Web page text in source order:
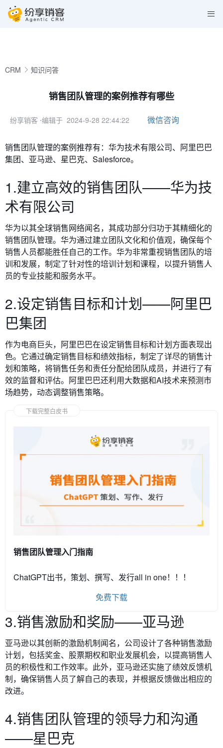
CRM 知识问答
销售团队管理的案例推荐有哪些
纷享销客 ⋅编辑于 2024-9-28 22:44:22 微信咨询
销售团队管理的案例推荐有： 华为技术有限公司、阿里巴巴
集团、亚马逊、星巴克、Salesforce。
1.建立高效的销售团队——华为技
术有限公司
华为以其全球销售网络闻名，其成功部分归功于其精细化的
销售团队管理。华为通过建立团队文化和价值观，确保每个
销售人员都能胜任自己的工作。华为非常重视销售团队的培
训和发展，制定了针对性的培训计划和课程，以提升销售人
员的专业技能和服务水平。
2.设定销售目标和计划——阿里巴
巴集团
作为电商巨头，阿里巴巴在设定销售目标和计划方面表现出
色。它通过确定销售目标和绩效指标，制定了详尽的销售计
划和策略，将销售任务和责任分配给团队成员，并进行了有
效的监督和评估。阿里巴巴还利用大数据和AI技术来预测市
场趋势，动态调整销售策略。
下载完整白皮书
销售团队管理入门指南
ChatGPT出书，策划、撰写、发行all in one！！！
免费下载
3.销售激励和奖励——亚马逊
亚马逊以其创新的激励机制闻名，公司设计了各种销售激励
计划，包括奖金、股票期权和职业发展机会，以提高销售人
员的积极性和工作效率。此外，亚马逊还实施了绩效反馈机
制，确保销售人员了解自己的表现，并根据反馈做出相应的
改进。
4.销售团队管理的领导力和沟通
——星巴克